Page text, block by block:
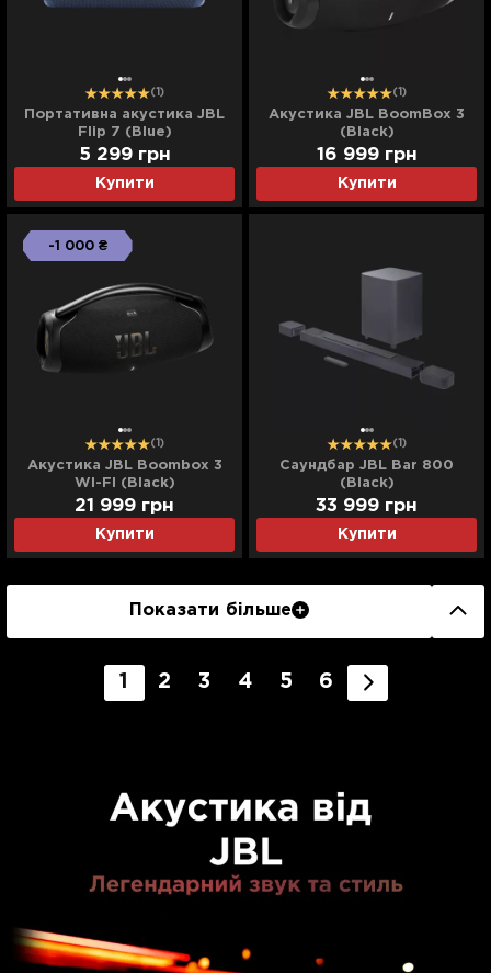
(1)
Портативна акустика JBL
Flip 7 (Blue)
Купити
5 299 грн
(1)
Акустика JBL BoomBox 3
(Black)
Купити
16 999 грн
-1 000 ₴
(1)
Акустика JBL Boombox 3
WI-FI (Black)
Купити
21 999 грн
(1)
Саундбар JBL Bar 800
(Black)
Купити
33 999 грн
Показати більше
1 2 3 4 5 6